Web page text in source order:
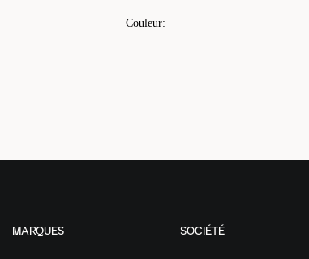
Couleur:
MARQUES SOCIÉTÉ